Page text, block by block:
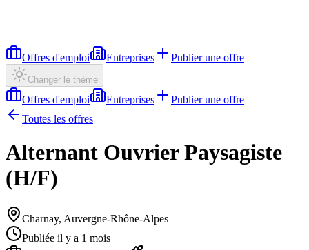
Offres d'emploi Entreprises Publier une offre
Changer le thème
Offres d'emploi Entreprises
Publier une offre
Toutes les offres
Alternant Ouvrier Paysagiste
(H/F)
Charnay, Auvergne-Rhône-Alpes
Publiée il y a 1 mois